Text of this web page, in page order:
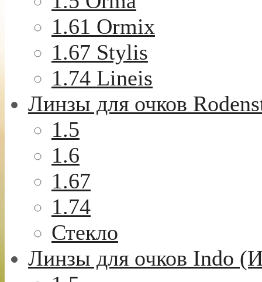
1.61 Ormix
1.67 Stylis
1.74 Lineis
Линзы для очков
1.5
1.6
1.67
1.74
Стекло
Линзы для очков Indo